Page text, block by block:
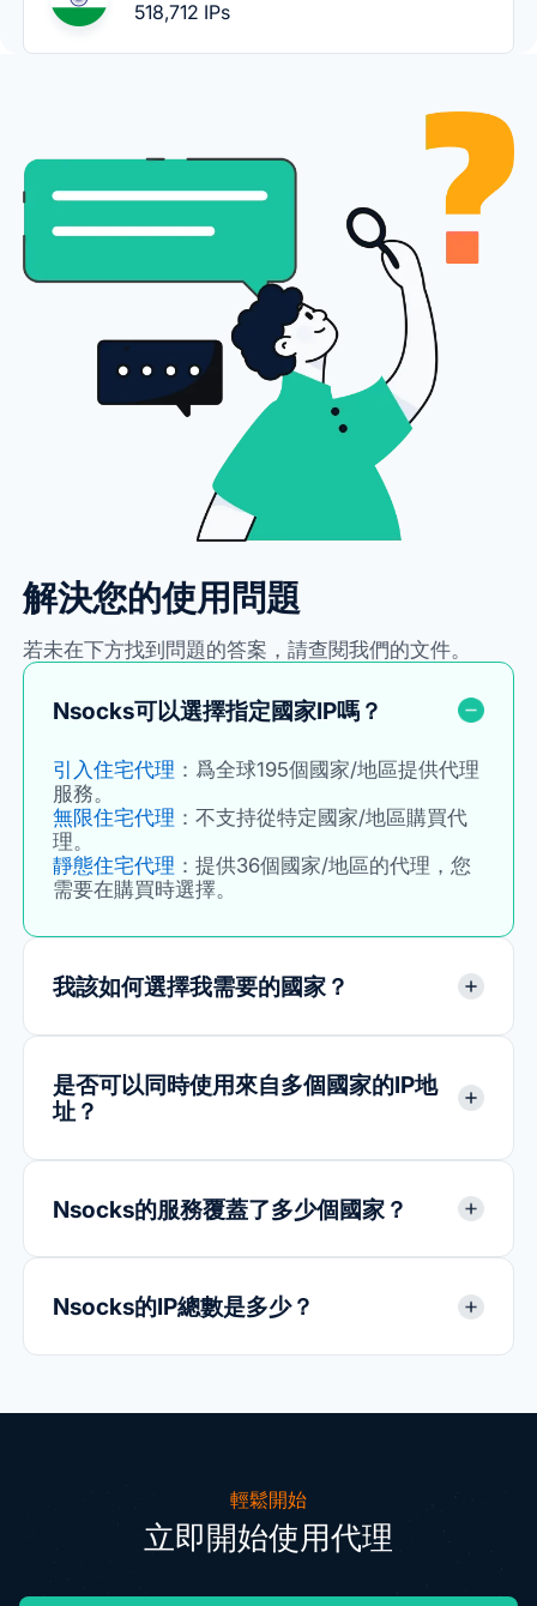
518,712 IPs
解決您的使用問題
若未在下方找到問題的答案，請查閱我們的文件。
Nsocks可以選擇指定國家IP嗎？
引入住宅代理 ：爲全球195個國家/地區提供代理
服務。
無限住宅代理 ：不支持從特定國家/地區購買代
理。
靜態住宅代理 ：提供36個國家/地區的代理，您
需要在購買時選擇。
我該如何選擇我需要的國家？
是否可以同時使用來自多個國家的IP地
址？
Nsocks的服務覆蓋了多少個國家？
Nsocks的IP總數是多少？
輕鬆開始
立即開始使用代理